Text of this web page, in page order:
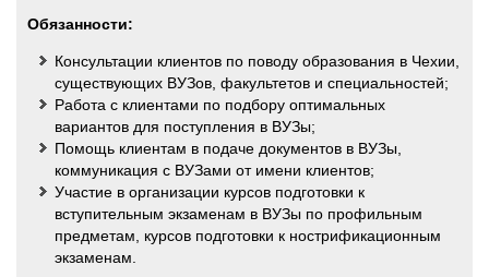
Обязанности:
Консультации клиентов по поводу образования в Чехии,
существующих ВУЗов, факультетов и специальностей;
Работа с клиентами по подбору оптимальных
вариантов для поступления в ВУЗы;
Помощь клиентам в подаче документов в ВУЗы,
коммуникация с ВУЗами от имени клиентов;
Участие в организации курсов подготовки к
вступительным экзаменам в ВУЗы по профильным
предметам, курсов подготовки к нострификационным
экзаменам.